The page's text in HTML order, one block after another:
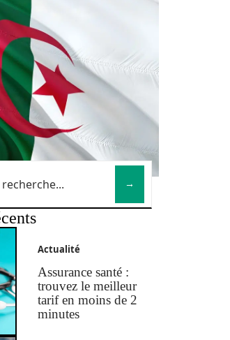
Actualité
Assurance santé :
trouvez le meilleur
tarif en moins de 2
minutes